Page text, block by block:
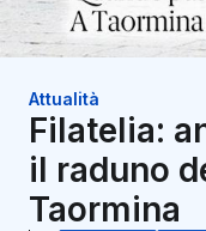
Attualità
Filatelia:
il raduno
Taormina